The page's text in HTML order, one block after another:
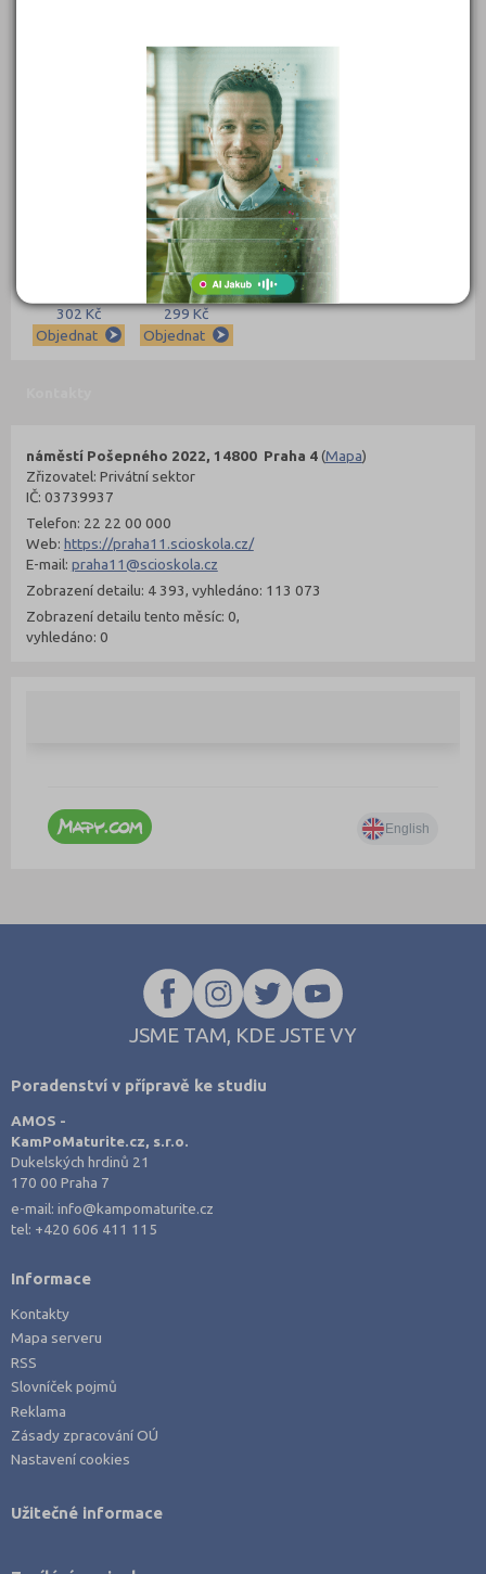
339 Kč
Objednat
339 Kč
Objednat
302 Kč
Objednat
299 Kč
Objednat
náměstí Pošepného 2022, 14800 Praha 4(Mapa)
Zřizovatel: Privátní sektor
IČ: 03739937
Telefon: 22 22 00 000
Web: https://praha11.scioskola.cz/
E-mail: praha11@scioskola.cz
Zobrazení detailu: 4 393, vyhledáno: 113 073
Zobrazení detailu tento měsíc: 0,
vyhledáno: 0
JSME TAM, KDE JSTE VY
Poradenství v přípravě ke studiu
AMOS -
KamPoMaturite.cz, s.r.o.
Dukelských hrdinů 21
170 00 Praha 7
e-mail:info@kampomaturite.cz
tel: +420 606 411 115
Informace
Kontakty
Mapa serveru
RSS
Slovníček pojmů
Reklama
Zásady zpracování OÚ
Nastavení cookies
Užitečné informace